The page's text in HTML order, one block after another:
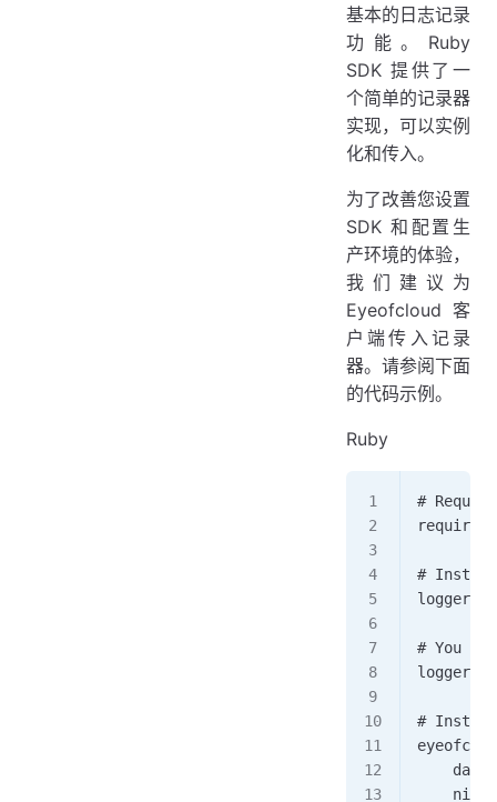
基本的日志记录
功能。Ruby
SDK 提供了一
个简单的记录器
实现，可以实例
化和传入。
为了改善您设置
SDK 和配置生
产环境的体验，
我们建议为
Eyeofcloud 客
户端传入记录
器。请参阅下面
的代码示例。
Ruby
#
#
logger
# You
logger =
#
    nil,